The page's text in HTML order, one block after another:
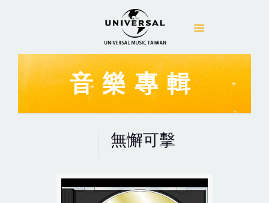
音樂專輯
無懈可擊